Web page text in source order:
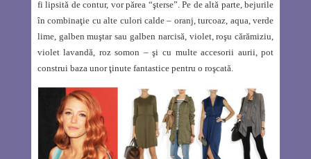
fi lipsită de contur, vor părea “şterse”. Pe de altă parte, bejurile
în combinaţie cu alte culori calde – oranj, turcoaz, aqua, verde
lime, galben muştar sau galben narcisă, violet, roşu cărămiziu,
violet lavandă, roz somon – şi cu multe accesorii aurii, pot
construi baza unor ţinute fantastice pentru o roşcată.